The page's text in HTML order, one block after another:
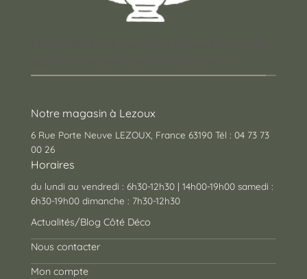
Notre magasin à Lezoux
6 Rue Porte Neuve LEZOUX, France 63190 Tél : 04 73 73
00 26
Horaires
du lundi au vendredi : 6h30-12h30 | 14h00-19h00 samedi :
6h30-19h00 dimanche : 7h30-12h30
Actualités/Blog Côté Déco
Nous contacter
Mon compte